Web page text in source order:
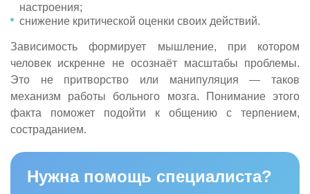
настроения;
снижение критической оценки своих действий.
Зависимость формирует мышление, при котором
человек искренне не осознаёт масштабы проблемы.
Это не притворство или манипуляция — таков
механизм работы больного мозга. Понимание этого
факта поможет подойти к общению с терпением,
состраданием.
Нужна помощь специалиста?